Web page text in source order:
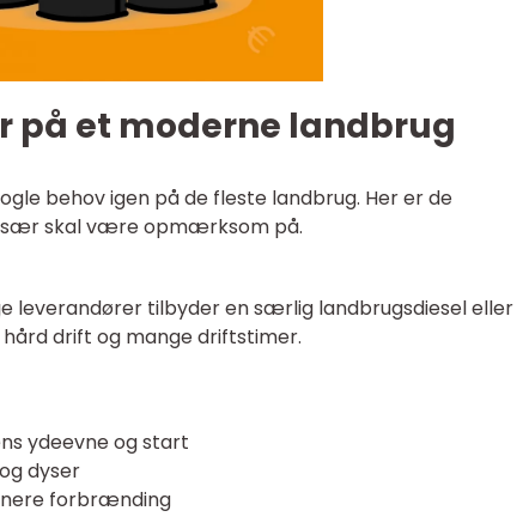
på et moderne landbrug
behov igen på de fleste landbrug. Her er de
skal være opmærksom på.
leverandører tilbyder en særlig landbrugsdiesel eller
drift og mange driftstimer.
ydeevne og start
dyser
forbrænding